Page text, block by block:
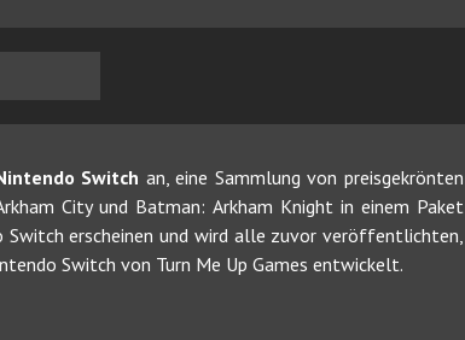
Switch an, eine Sammlung von preisgekrönten
City und Batman: Arkham Knight in einem Paket
Switch erscheinen und wird alle zuvor veröffentlichten,
Switch von Turn Me Up Games entwickelt.